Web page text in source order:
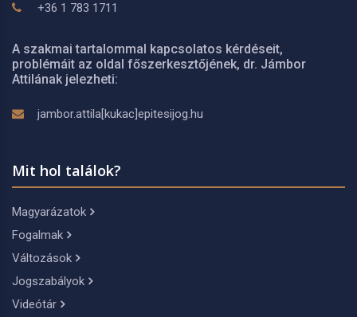
+36 1 783 1711
A szakmai tartalommal kapcsolatos kérdéseit,
problémáit az oldal főszerkesztőjének, dr. Jámbor
Attilának jelezheti:
jambor.attila[kukac]epitesijog.hu
Mit hol találok?
Magyarázatok
Fogalmak
Változások
Jogszabályok
Videótár